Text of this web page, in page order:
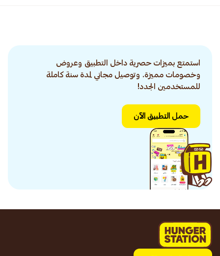
استمتع بميزات حصرية داخل التطبيق وعروض
وخصومات مميزة. وتوصيل مجاني لمدة سنة كاملة
للمستخدمين الجدد!
حمل التطبيق الآن